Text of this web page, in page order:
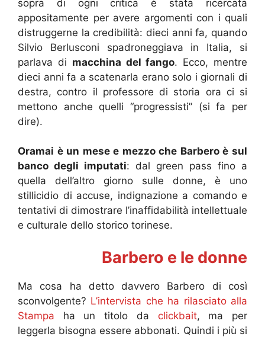
sopra di ogni critica è stata ricercata
appositamente per avere argomenti con i quali
distruggerne la credibilità: dieci anni fa, quando
Silvio Berlusconi spadroneggiava in Italia, si
parlava di macchina del fango. Ecco, mentre
dieci anni fa a scatenarla erano solo i giornali di
destra, contro il professore di storia ora ci si
mettono anche quelli “progressisti” (si fa per
dire).
Oramai è un mese e mezzo che Barbero è sul
banco degli imputati: dal green pass fino a
quella dell’altro giorno sulle donne, è uno
stillicidio di accuse, indignazione a comando e
tentativi di dimostrare l’inaffidabilità intellettuale
e culturale dello storico torinese.
Barbero e le donne
Ma cosa ha detto davvero Barbero di così
sconvolgente? L’intervista che ha rilasciato alla
Stampa ha un titolo da clickbait, ma per
leggerla bisogna essere abbonati. Quindi i più si